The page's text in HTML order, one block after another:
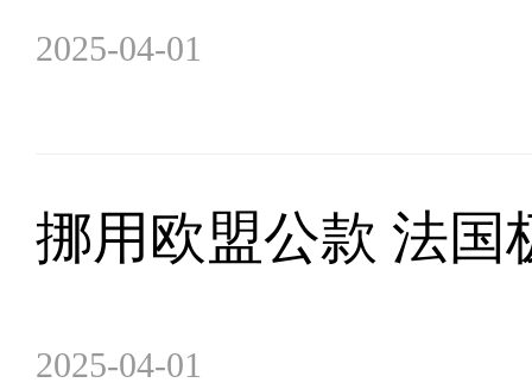
2025-04-01
挪用欧盟公款 法国
2025-04-01